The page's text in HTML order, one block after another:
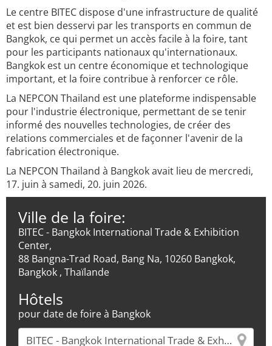
Le centre BITEC dispose d'une infrastructure de qualité
et est bien desservi par les transports en commun de
Bangkok, ce qui permet un accès facile à la foire, tant
pour les participants nationaux qu'internationaux.
Bangkok est un centre économique et technologique
important, et la foire contribue à renforcer ce rôle.
La NEPCON Thailand est une plateforme indispensable
pour l'industrie électronique, permettant de se tenir
informé des nouvelles technologies, de créer des
relations commerciales et de façonner l'avenir de la
fabrication électronique.
La NEPCON Thailand à Bangkok avait lieu de mercredi,
17. juin à samedi, 20. juin 2026.
Ville de la foire:
BITEC - Bangkok International Trade & Exhibition
Center,
88 Bangna-Trad Road, Bang Na, 10260 Bangkok,
Bangkok , Thaïlande
Hôtels
pour date de foire à Bangkok